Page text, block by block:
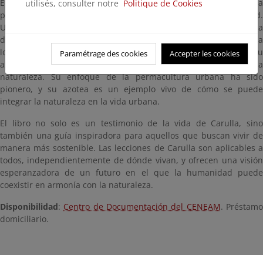
El libro está estructurado en 100 lecciones, cada una ofrece una
perspectiva única sobre la vida, la naturaleza y la sostenibilidad.
Una de las lecciones más destacadas del libro es la importancia
de la intuición y la experiencia en la agricultura. Carulla ha
logrado cultivar una gran variedad de plantas y árboles en su
azotea gracias a su conocimiento práctico y su conexión con la
naturaleza. Su enfoque de la permacultura urbana ha sido
pionero, y su azotea es un ejemplo vivo de cómo se puede
integrar la naturaleza en la vida urbana.
El libro no solo es un testimonio de la vida de Carulla, sino
también una guía inspiradora para aquellos que buscan vivir de
manera más sostenible. Las lecciones de Carulla son aplicables a
todos, independientemente de dónde vivan, y ofrecen una visión
esperanzadora de un futuro en el que la humanidad puede
coexistir en armonía con la naturaleza.
Disponibilidad: Centro de Documentación del CENEAM. Préstamo
domiciliario.
utilisés, consulter notre Politique de Cookies
Paramétrage des cookies Accepter les cookies